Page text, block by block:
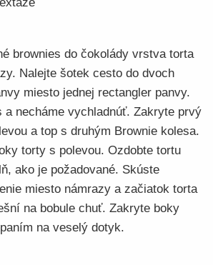
brownies do čokolády vrstva torta
Nalejte šotek cesto do dvoch
miesto jednej rectangler panvy.
a necháme vychladnúť. Zakryte prvý
a top s druhým Brownie kolesa.
torty s polevou. Ozdobte tortu
ako je požadované. Skúste
miesto námrazy a začiatok torta
na bobule chuť. Zakryte boky
na veselý dotyk.